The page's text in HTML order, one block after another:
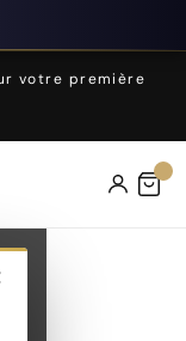
votre première